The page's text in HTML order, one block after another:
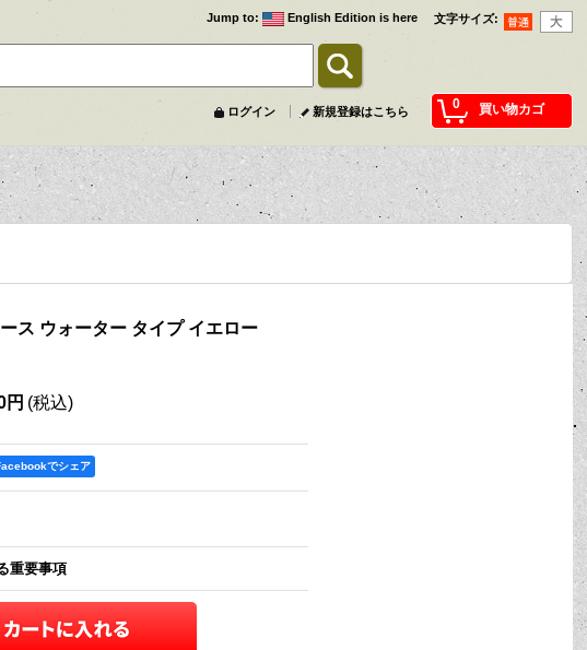
文字サイズ:
Jump to: English Edition is here
0 買い物カゴ
ログイン 新規登録はこちら
ス ウォーター タイプ イエロー
円 (税込)
でシェア
重要事項